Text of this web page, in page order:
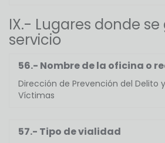
IX.- Lugares donde
servicio
56.- Nombre de la oficina o
Dirección de Prevención del Delito
Víctimas
57.- Tipo de vialidad